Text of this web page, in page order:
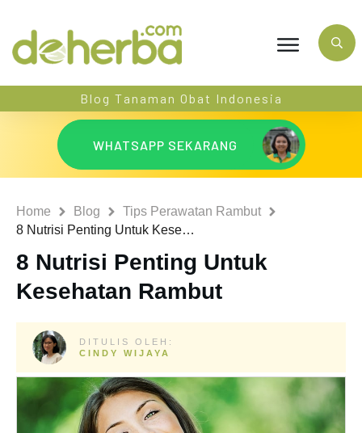
Blog Tanaman Obat Indonesia
WHATSAPP SEKARANG
Home Blog
Tips Perawatan Rambut
8 Nutrisi Penting Untuk Kesehatan Rambut
8 Nutrisi Penting Untuk
Kesehatan Rambut
DITULIS OLEH:
CINDY WIJAYA